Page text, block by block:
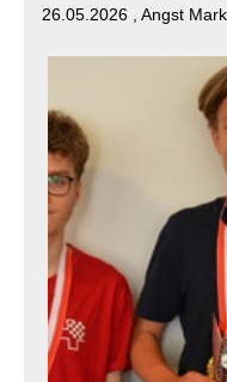
26.05.2026 , Angst